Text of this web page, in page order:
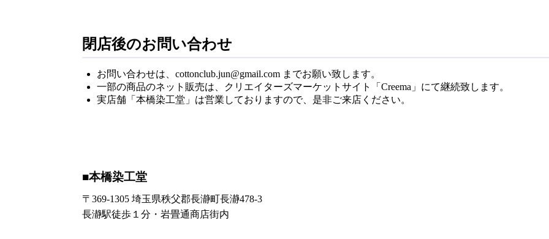
閉店後のお問い合わせ
お問い合わせは、cottonclub.jun@gmail.com までお願い致します。
一部の商品のネット販売は、クリエイターズマーケットサイト「Creema」にて継続致します。
実店舗「本橋染工堂」は営業しておりますので、是非ご来店ください。
■本橋染工堂
〒369-1305 埼玉県秩父郡長瀞町長瀞478-3
長瀞駅徒歩１分・岩畳通商店街内